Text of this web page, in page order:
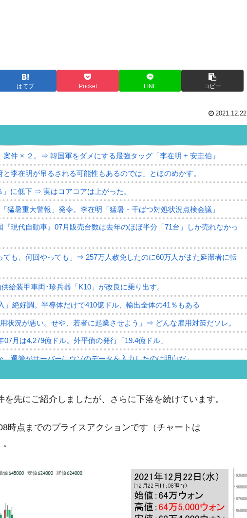
はてブ Pocket LINE コピー
2021.12.22
案件 × ２。⇒ 韓国軍をダメにする最強タッグ「李在明 + 安圭伯」
李在明が吊るされる可能性もあるのでは」とほのめかす。
に低下 ⇒ 実はコアコアは上がった。
猛暑重大警報」発令。李在明「猛暑・干ばつ対処状況点検会議」
『現代自動車』07月販売台数は去年のほぼ半分「71台」しか売れなかっ
ても、何回やっても」⇒ 257万人赦免したのに60万人がまた延滞者に転
給装甲車両･珍兵器「K10」が改良に乗り出す。
」絶好調。半導体だけで410億ドル、輸出全体の41％もある
状況が悪い。せや、若者に起業させよう」⇒ どんな雇用対策だソレ。
07月は4,279億ドル。外平債の発行「19.4億ドル」
選管がサーバーにウソのデータを入力したのは明白だ」
に不適格な国だ。
り1,214.4億ドル」まで拡大 ⇒ 海外資金の動きに強く左右される状態
在明を支持しない「50.5％」に上昇
増加させる ⇒ 中国の過剰生産が世界を蝕む。
を先にご紹介しましたが、さらに下落を続けています。
時点までのプライスアクションです（チャートは